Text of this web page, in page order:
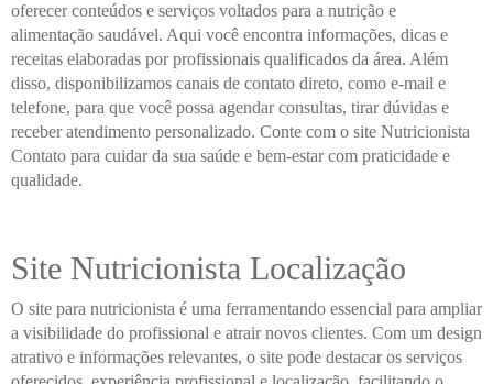
oferecer conteúdos e serviços voltados para a nutrição e
alimentação saudável. Aqui você encontra informações, dicas e
receitas elaboradas por profissionais qualificados da área. Além
disso, disponibilizamos canais de contato direto, como e-mail e
telefone, para que você possa agendar consultas, tirar dúvidas e
receber atendimento personalizado. Conte com o site Nutricionista
Contato para cuidar da sua saúde e bem-estar com praticidade e
qualidade.
Site Nutricionista Localização
O site para nutricionista é uma ferramentando essencial para ampliar
a visibilidade do profissional e atrair novos clientes. Com um design
atrativo e informações relevantes, o site pode destacar os serviços